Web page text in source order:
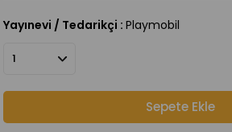
Yayınevi / Tedarikçi : Playmobil